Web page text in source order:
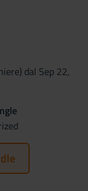
dal Sep 22,